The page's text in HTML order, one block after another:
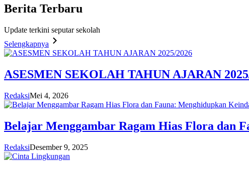
Berita Terbaru
Update terkini seputar sekolah
Selengkapnya
ASESMEN SEKOLAH TAHUN AJARAN
RedaksiMei 4, 2026
Belajar Menggambar Ragam Hias Flora dan
RedaksiDesember 9, 2025